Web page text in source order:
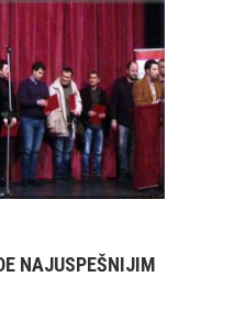
NAJUSPEŠNIJIM